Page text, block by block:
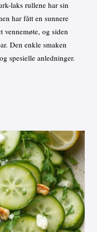
laks rullene har sin
har fått en sunnere
vennemøte, og siden
Den enkle smaken
spesielle anledninger.